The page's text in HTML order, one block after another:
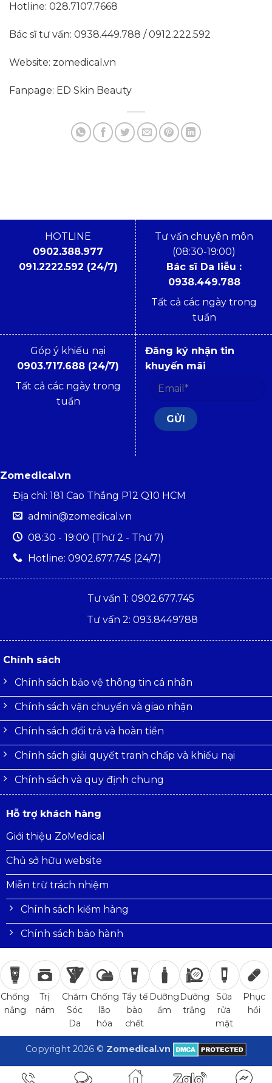
Hotline: 028.7107.7668
Bác sĩ tư vấn: 0938.449.788 / 0912.222.592
Website: zomedical.vn
Fanpage: ED Skin Beauty
HOTLINE
0902.388.977
091.2222.592 (24/7)
Tư vấn chuyên môn
(08:30-19:00)
Bác sĩ Da liễu :
0938.449.788
Tất cả các ngày trong
tuần
Góp ý khiếu nại
0903.717.688 (24/7)
Tất cả các ngày trong
tuần
Đăng ký nhận tin
khuyến mãi
Zomedical.vn
Địa chỉ: 181 Cao Thắng P12 Q10 HCM
admin@zomedical.vn
08:30 - 19:00 (Thứ 2 - Thứ 7)
Hotline: 0902.677.745 (24/7)
Tư vấn 1: 0902.677.745
Tư vấn 2: 093.8449788
Chính sách
Chính sách bảo vệ thông tin cá nhân
Chính sách vận chuyển và giao nhận
Chính sách đổi trả và hoàn tiền
Chính sách giải quyết tranh chấp và khiếu nại
Chính sách và quy định chung
Hỗ trợ khách hàng
Giới thiệu ZoMedical
Chủ sở hữu website
Miễn trừ trách nhiệm
Chính sách kiểm hàng
Chính sách bảo hành
Chống
nắng
Trị
nám
Chăm
Sóc
Da
Chống
lão
hóa
Tẩy tế
bào
chết
Dưỡng
ẩm
Dưỡng
trắng
Sữa
rửa
mặt
Phục
hồi
Copyright 2026 © Zomedical.vn